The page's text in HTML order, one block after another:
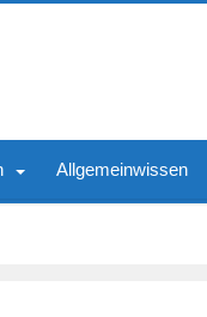
Allgemeinwissen